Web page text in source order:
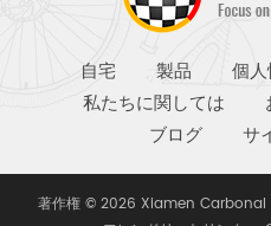
自宅 製品 個
私たちに関しては
ブログ
サ
著作権 © 2026 Xiamen